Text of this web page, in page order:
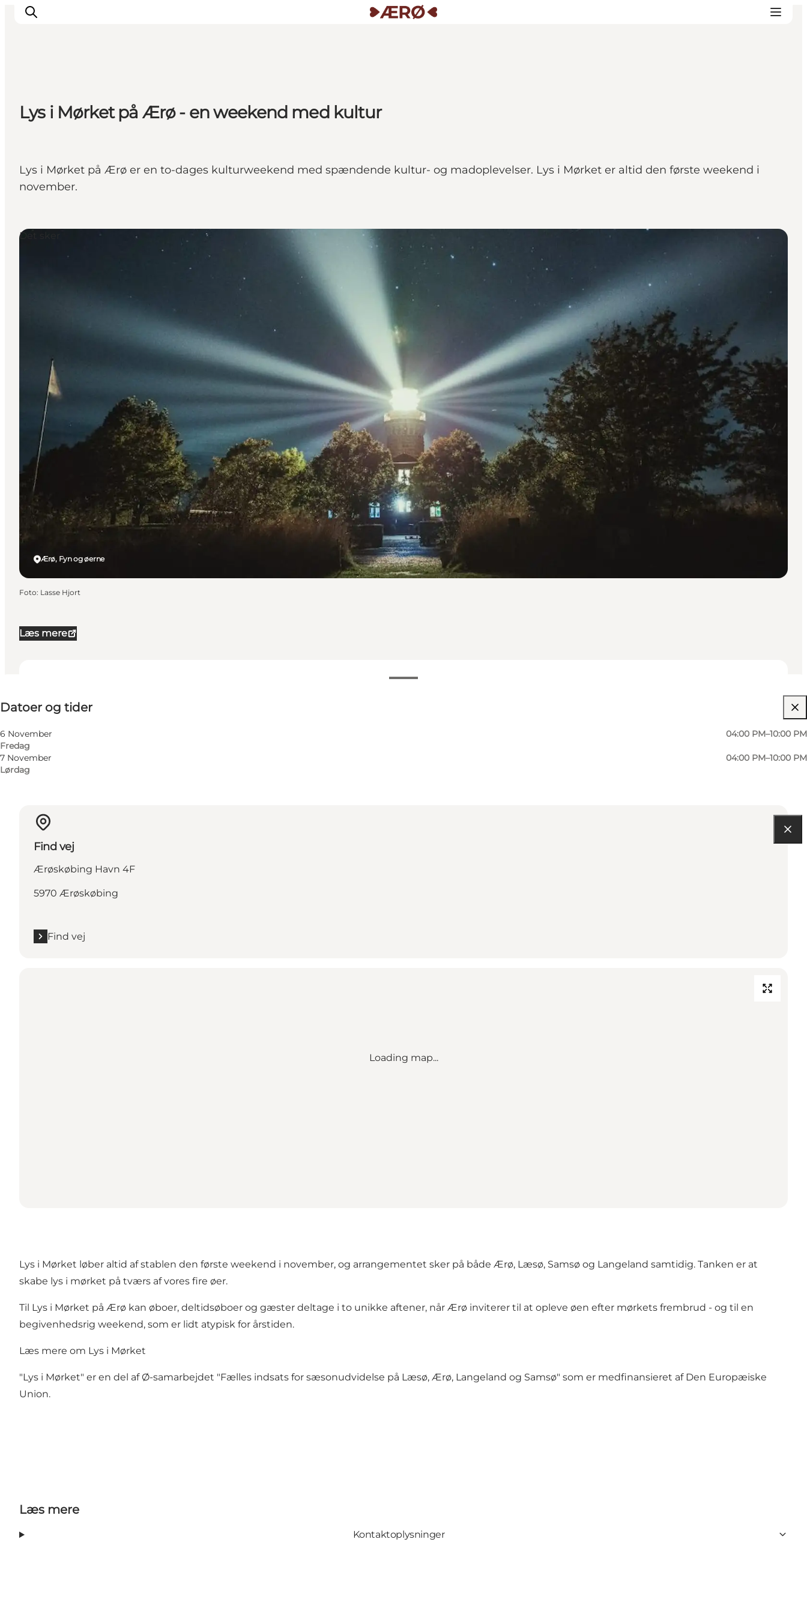
Overnatning
Spisesteder
Planlæg ferien
Lys i Mørket på Ærø - en weekend med kultur
Lys i Mørket på Ærø er en to-dages kulturweekend med spændende kultur- og madoplevelser. Lys i Mørket er altid den første weekend i
november.
Læs mere
Datoer og tider
6 November
Fredag
04:00 PM–10:00 PM
7 November
Lørdag
04:00 PM–10:00 PM
Børn, Venner, Min partner, Mig selv
Ærø, Fyn og øerne
Det sker
Foto: Lasse Hjort
Find vej
Ærøskøbing Havn 4F
5970 Ærøskøbing
Find vej
Loading map...
Lys i Mørket løber altid af stablen den første weekend i november, og arrangementet sker på både Ærø, Læsø, Samsø og Langeland samtidig. Tanken er at
skabe lys i mørket på tværs af vores fire øer.
Til Lys i Mørket på Ærø kan øboer, deltidsøboer og gæster deltage i to unikke aftener, når Ærø inviterer til at opleve øen efter mørkets frembrud - og til en
begivenhedsrig weekend, som er lidt atypisk for årstiden.
Læs mere om Lys i Mørket
"Lys i Mørket" er en del af Ø-samarbejdet "Fælles indsats for sæsonudvidelse på Læsø, Ærø, Langeland og Samsø" som er medfinansieret af Den Europæiske
Union.
Læs mere
Kontaktoplysninger